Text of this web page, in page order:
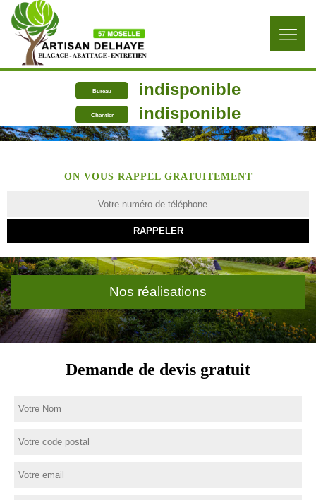
Bureau indisponible
Chantier indisponible
ON VOUS RAPPEL GRATUITEMENT
Nos réalisations
Demande de devis gratuit